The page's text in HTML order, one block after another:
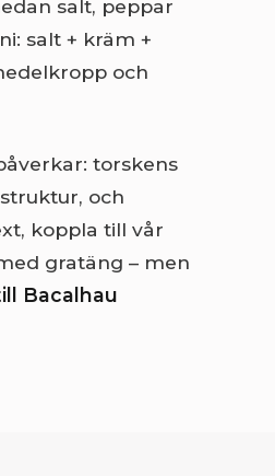
salt, peppar
salt + kräm +
och
torskens
och
koppla till vår
gratäng – men
Bacalhau